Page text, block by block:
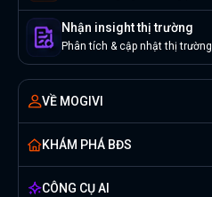
Nhận insight thị trường
Phân tích & cập nhật thị trường
VỀ MOGIVI
KHÁM PHÁ BĐS
CÔNG CỤ AI